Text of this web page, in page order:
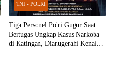
TNI - POLRI
Tiga Personel Polri Gugur Saat
Bertugas Ungkap Kasus Narkoba
di Katingan, Dianugerahi Kenaikan